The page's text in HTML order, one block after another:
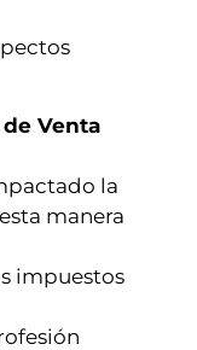
Venta
la
manera
impuestos